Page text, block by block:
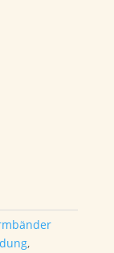
,